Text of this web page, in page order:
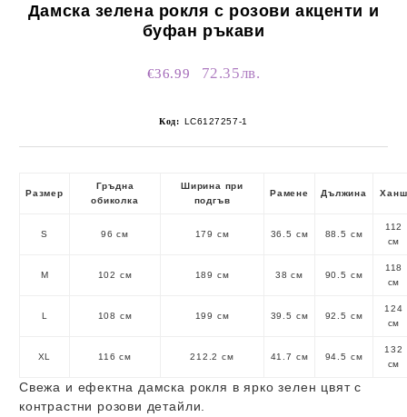
Дамска зелена рокля с розови акценти и
буфан ръкави
€36.99 72.35лв.
Код: LC6127257-1
Размер
Гръдна
обиколка
Ширина при
подгъв
Рамене Дължина Ханш
S 96 см 179 см 36.5 см 88.5 см
112
см
M 102 см 189 см 38 см 90.5 см
118
см
L 108 см 199 см 39.5 см 92.5 см
124
см
XL 116 см 212.2 см 41.7 см 94.5 см
132
см
Свежа и ефектна дамска рокля в ярко зелен цвят с
контрастни розови детайли.